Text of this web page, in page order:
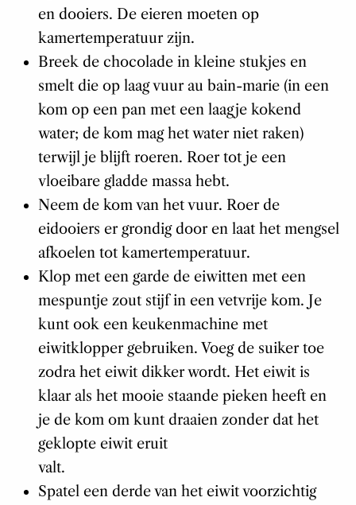
en dooiers. De eieren moeten op
kamertemperatuur zijn.
Breek de chocolade in kleine stukjes en
smelt die op laag vuur au bain-marie (in een
kom op een pan met een laagje kokend
water; de kom mag het water niet raken)
terwijl je blijft roeren. Roer tot je een
vloeibare gladde massa hebt.
Neem de kom van het vuur. Roer de
eidooiers er grondig door en laat het mengsel
afkoelen tot kamertemperatuur.
Klop met een garde de eiwitten met een
mespuntje zout stijf in een vetvrije kom. Je
kunt ook een keukenmachine met
eiwitklopper gebruiken. Voeg de suiker toe
zodra het eiwit dikker wordt. Het eiwit is
klaar als het mooie staande pieken heeft en
je de kom om kunt draaien zonder dat het
geklopte eiwit eruit
valt.
Spatel een derde van het eiwit voorzichtig